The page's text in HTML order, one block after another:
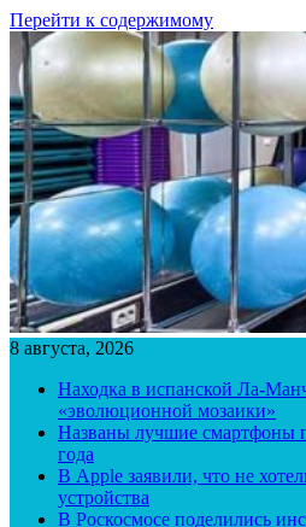
Перейти к содержимому
8 августа, 2026
Находка в испанской Ла-
«эволюционной мозаики»
Названы лучшие смартфоны
года
В Apple заявили, что не
устройства
В Роскосмосе поделились